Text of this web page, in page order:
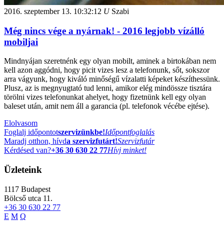
2016. szeptember 13. 10:32:12 USzabi
Még nincs vége a nyárnak! - 2016 legjobb vízálló
mobiljai
Mindnyájan szeretnénk egy olyan mobilt, aminek a birtokában nem
kell azon aggódni, hogy picit vizes lesz a telefonunk, sőt, sokszor
arra vágyunk, hogy kiváló minőségű vízalatti képeket készíthessünk.
Plusz, az is megnyugtató tud lenni, amikor elég mindössze tisztára
törölni vizes telefonunkat ahelyet, hogy fizetnünk kell egy olyan
baleset után, amit nem áll a garancia (pl. telefonok vécébe ejtése).
Elolvasom
Foglalj időpontotszervizünkbe!Időpontfoglalás
Maradj otthon, hívda szervizfutárt!Szervizfutár
Kérdésed van?+36 30 630 22 77Hívj minket!
Üzleteink
1117 Budapest
Bölcső utca 11.
+36 30 630 22 77
E M Q